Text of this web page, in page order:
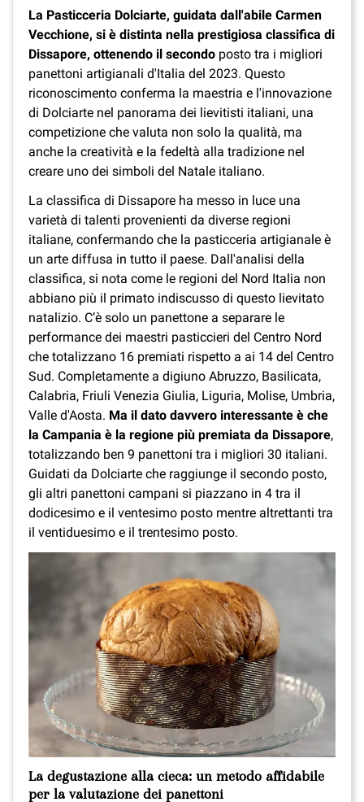
La Pasticceria Dolciarte, guidata dall'abile Carmen
Vecchione, si è distinta nella prestigiosa classifica di
Dissapore, ottenendo il secondoposto tra i migliori
panettoni artigianali d'Italia del 2023. Questo
riconoscimento conferma la maestria e l'innovazione
di Dolciarte nel panorama dei lievitisti italiani, una
competizione che valuta non solo la qualità, ma
anche la creatività e la fedeltà alla tradizione nel
creare uno dei simboli del Natale italiano.
La classifica di Dissapore ha messo in luce una
varietà di talenti provenienti da diverse regioni
italiane, confermando che la pasticceria artigianale è
un arte diffusa in tutto il paese. Dall'analisi della
classifica, si nota come le regioni del Nord Italia non
abbiano più il primato indiscusso di questo lievitato
natalizio. C’è solo un panettone a separare le
performance dei maestri pasticcieri del Centro Nord
che totalizzano 16 premiati rispetto a ai 14 del Centro
Sud. Completamente a digiuno Abruzzo, Basilicata,
Calabria, Friuli Venezia Giulia, Liguria, Molise, Umbria,
Valle d'Aosta. Ma il dato davvero interessante è che
la Campania è la regione più premiata da Dissapore,
totalizzando ben 9 panettoni tra i migliori 30 italiani.
Guidati da Dolciarte che raggiunge il secondo posto,
gli altri panettoni campani si piazzano in 4 tra il
dodicesimo e il ventesimo posto mentre altrettanti tra
il ventiduesimo e il trentesimo posto.
La degustazione alla cieca: un metodo affidabile
per la valutazione dei panettoni